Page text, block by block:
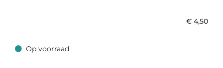
€ 4,50
Op voorraad
Op voorraad